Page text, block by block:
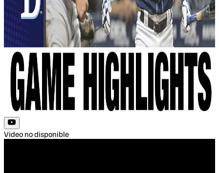
Video no disponible